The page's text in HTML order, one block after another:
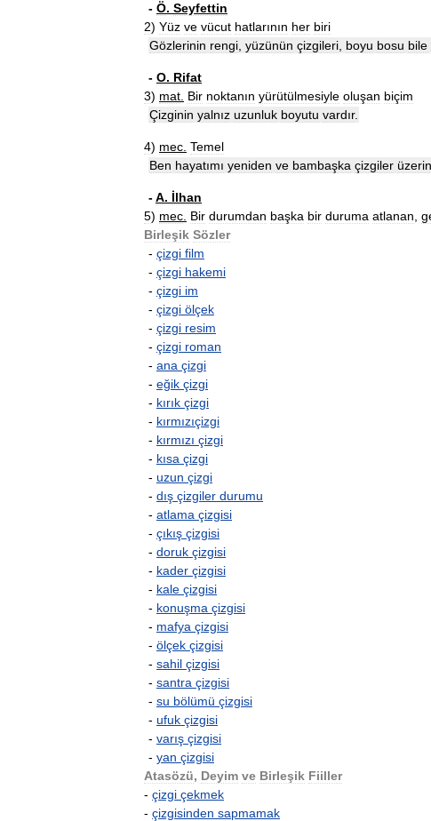
- Ö. Seyfettin
2) Yüz ve vücut hatlarının her biri
Gözlerinin rengi yüzünün çizgileri boyu bosu bile
- O. Rifat
3) mat Bir noktanın yürütülmesiyle oluşan biçim
Çizginin yalnız uzunluk boyutu vardır.
4) mec Temel
Ben hayatımı yeniden ve bambaşka çizgiler
-A. İlhan
5) mec Bir durumdan başka bir duruma atlanan
Birleşik Sözler
- çizgi film
- çizgi hakemi
- çizgi im
- çizgi ölçek
- çizgi resim
- çizgi roman
- ana çizgi
- eğik çizgi
- kırık çizgi
- kırmızıçizgi
- kırmızı çizgi
- kısa çizgi
- uzun çizgi
- dış çizgiler durumu
- atlama çizgisi
- çıkış çizgisi
- doruk çizgisi
- kader çizgisi
- kale çizgisi
- konuşma çizgisi
- mafya çizgisi
- ölçek çizgisi
- sahil çizgisi
- santra çizgisi
- su bölümü çizgisi
- ufuk çizgisi
- varış çizgisi
- yan çizgisi
Atasözü, Deyim ve Birleşik Fiiller
- çizgi çekmek
- çizgisinden sapmamak